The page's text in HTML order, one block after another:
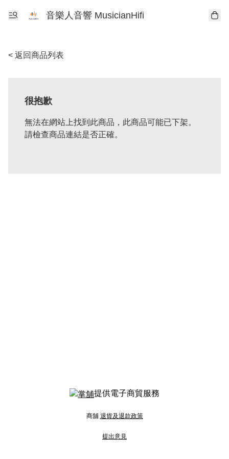
音樂人音響 MusicianHifi
< 返回商品列表
很抱歉
無法在網站上找到此商品，此商品可能已下架。
請檢查商品連結是否正確。
提供電子商貿服務
商舖 退貨及退款政策
提出意見